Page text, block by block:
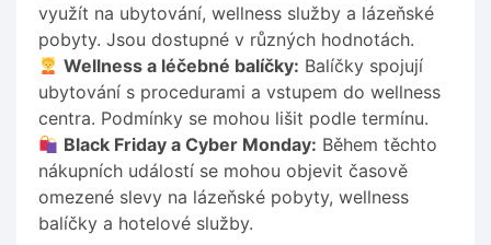
využít na ubytování, wellness služby a lázeňské
pobyty. Jsou dostupné v různých hodnotách.
Wellness a léčebné balíčky: Balíčky spojují
ubytování s procedurami a vstupem do wellness
centra. Podmínky se mohou lišit podle termínu.
Black Friday a Cyber Monday: Během těchto
nákupních událostí se mohou objevit časově
omezené slevy na lázeňské pobyty, wellness
balíčky a hotelové služby.